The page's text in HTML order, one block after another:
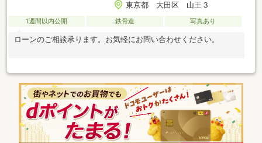
東京都 大田区 山王３
1週間以内公開 鉄骨造 写真あり
ローンのご相談承ります。お気軽にお問い合わせください。